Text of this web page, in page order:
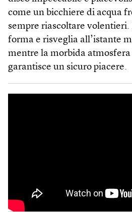
come un bicchiere di acqua
sempre riascoltare volentieri.
forma e risveglia all’istante
mentre la morbida atmosfera
garantisce un sicuro piacere.